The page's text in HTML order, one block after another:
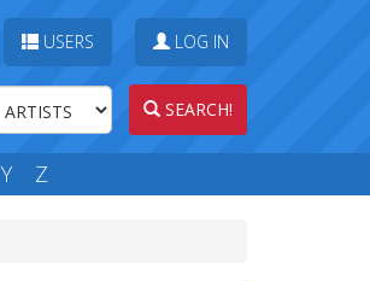
USERS LOG IN
SEARCH!
Y Z